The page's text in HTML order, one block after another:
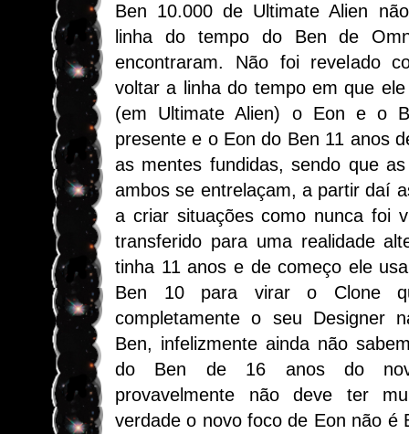
Ben 10.000 de Ultimate Alien
linha do tempo do Ben de
encontraram. Não foi revelado
voltar a linha do tempo em que
(em Ultimate Alien) o Eon e o
presente e o Eon do Ben 11 anos
as mentes fundidas, sendo que
ambos se entrelaçam, a partir daí
a criar situações como nunca foi
transferido para uma realidade
tinha 11 anos e de começo ele
Ben 10 para virar o Clone
completamente o seu Designer
Ben, infelizmente ainda não
do Ben de 16 anos do
provavelmente não deve ter
verdade o novo foco de Eon não é